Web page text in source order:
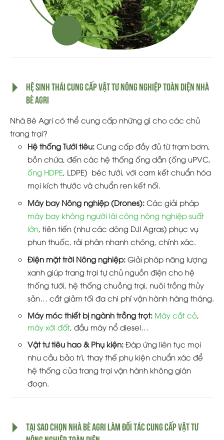
HỆ SINH THÁI CUNG CẤP VẬT TƯ NÔNG NGHIỆP TOÀN DIỆN NHÀ
BÈ AGRI
Nhà Bè Agri có thể cung cấp những gì cho các chủ
trang trại?
Hệ thống Tưới tiêu: Cung cấp đầy đủ từ trạm bơm,
bồn chứa, đến các hệ thống ống dẫn (ống uPVC,
ống HDPE , LDPE) béc tưới, với cam kết chuẩn hóa
mọi kích thước và chuẩn ren kết nối.
Máy bay Nông nghiệp (Drones): Các giải pháp
máy bay không người lái công nông nghiệp suất
lớn , tiên tiến (như các dòng DJI Agras) phục vụ
phun thuốc, rải phân nhanh chóng, chính xác.
Điện mặt trời Nông nghiệp: Giải pháp năng lượng
xanh giúp trang trại tự chủ nguồn điện cho hệ
thống tưới, hệ thống chuồng trại, nuôi trồng thủy
sản… cắt giảm tối đa chi phí vận hành hàng tháng.
Máy móc thiết bị ngành trồng trọt: Máy cắt cỏ
máy xới đất , đầu máy nổ diesel…
Vật tư tiêu hao & Phụ kiện: Đáp ứng liên tục mọi
nhu cầu bảo trì, thay thế phụ kiện chuẩn xác để
hệ thống của trang trại vận hành không gián
đoạn.
TẠI SAO CHỌN NHÀ BÈ AGRI LÀM ĐỐI TÁC CUNG CẤP VẬT TƯ